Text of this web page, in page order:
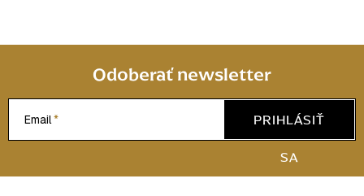
Odoberať newsletter
Email
PRIHLÁSIŤ
SA